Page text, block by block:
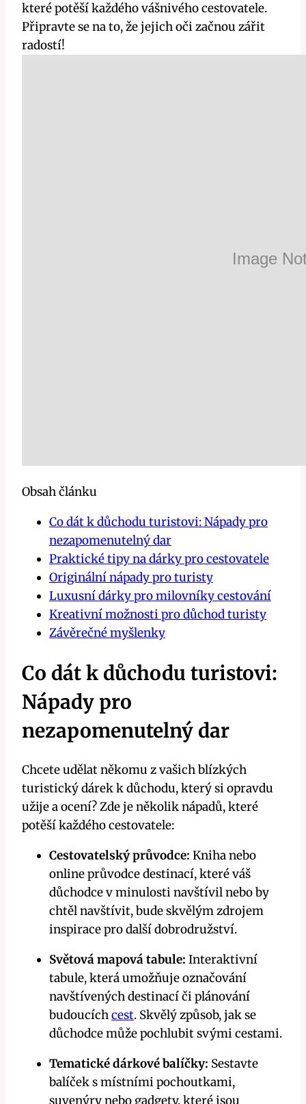
které potěší každého vášnivého cestovatele.
Připravte se na to, že jejich oči začnou zářit
radostí!
Obsah článku
Co dát k důchodu turistovi: Nápady pro
nezapomenutelný dar
Praktické tipy na dárky pro cestovatele
Originální nápady pro turisty
Luxusní dárky pro milovníky cestování
Kreativní možnosti pro důchod turisty
Závěrečné myšlenky
Co dát k důchodu turistovi:
Nápady pro
nezapomenutelný dar
Chcete udělat někomu z vašich blízkých
turistický dárek k důchodu, který si opravdu
užije a ocení? Zde je několik nápadů, které
potěší každého cestovatele:
Cestovatelský průvodce: Kniha nebo
online průvodce destinací, které váš
důchodce v minulosti navštívil nebo by
chtěl navštívit, bude skvělým zdrojem
inspirace pro další dobrodružství.
Světová mapová tabule: Interaktivní
tabule, která umožňuje označování
navštívených destinací či plánování
budoucíchcest. Skvělý způsob, jak se
důchodce může pochlubit svými cestami.
Tematické dárkové balíčky: Sestavte
balíček s místními pochoutkami,
suvenýry nebo gadgety, které jsou